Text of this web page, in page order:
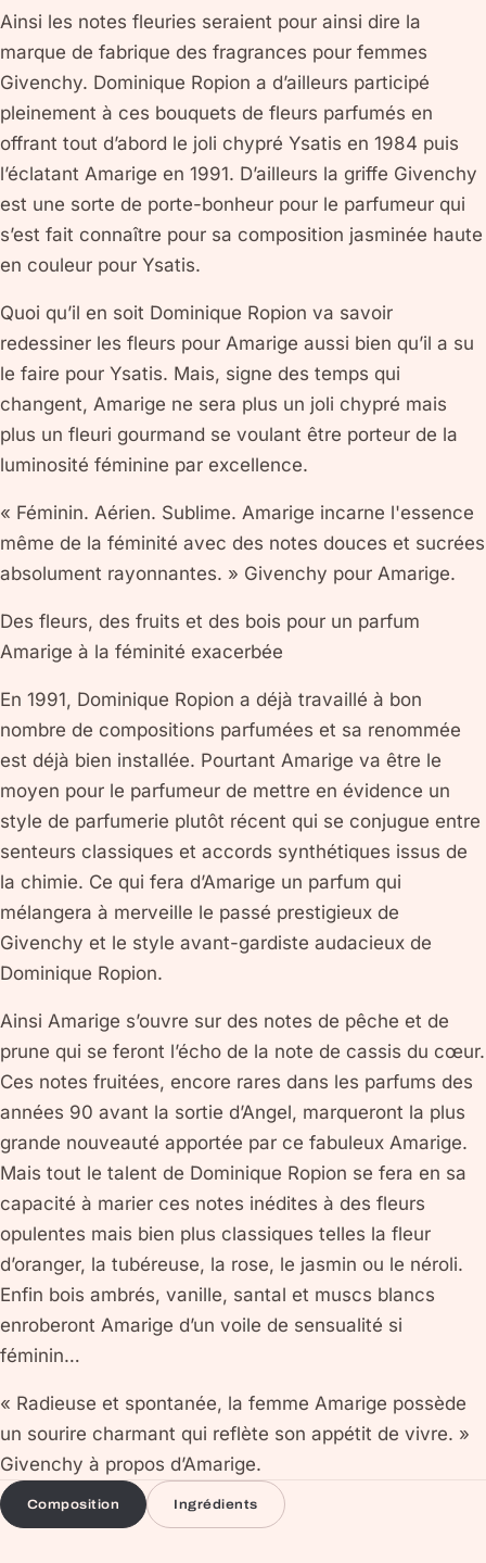
Ainsi les notes fleuries seraient pour ainsi dire la
marque de fabrique des fragrances pour femmes
Givenchy. Dominique Ropion a d’ailleurs participé
pleinement à ces bouquets de fleurs parfumés en
offrant tout d’abord le joli chypré Ysatis en 1984 puis
l’éclatant Amarige en 1991. D’ailleurs la griffe Givenchy
est une sorte de porte-bonheur pour le parfumeur qui
s’est fait connaître pour sa composition jasminée haute
en couleur pour Ysatis.
Quoi qu’il en soit Dominique Ropion va savoir
redessiner les fleurs pour Amarige aussi bien qu’il a su
le faire pour Ysatis. Mais, signe des temps qui
changent, Amarige ne sera plus un joli chypré mais
plus un fleuri gourmand se voulant être porteur de la
luminosité féminine par excellence.
« Féminin. Aérien. Sublime. Amarige incarne l'essence
même de la féminité avec des notes douces et sucrées
absolument rayonnantes. » Givenchy pour Amarige.
Des fleurs, des fruits et des bois pour un parfum
Amarige à la féminité exacerbée
En 1991, Dominique Ropion a déjà travaillé à bon
nombre de compositions parfumées et sa renommée
est déjà bien installée. Pourtant Amarige va être le
moyen pour le parfumeur de mettre en évidence un
style de parfumerie plutôt récent qui se conjugue entre
senteurs classiques et accords synthétiques issus de
la chimie. Ce qui fera d’Amarige un parfum qui
mélangera à merveille le passé prestigieux de
Givenchy et le style avant-gardiste audacieux de
Dominique Ropion.
Ainsi Amarige s’ouvre sur des notes de pêche et de
prune qui se feront l’écho de la note de cassis du cœur.
Ces notes fruitées, encore rares dans les parfums des
années 90 avant la sortie d’Angel, marqueront la plus
grande nouveauté apportée par ce fabuleux Amarige.
Mais tout le talent de Dominique Ropion se fera en sa
capacité à marier ces notes inédites à des fleurs
opulentes mais bien plus classiques telles la fleur
d’oranger, la tubéreuse, la rose, le jasmin ou le néroli.
Enfin bois ambrés, vanille, santal et muscs blancs
enroberont Amarige d’un voile de sensualité si
féminin…
« Radieuse et spontanée, la femme Amarige possède
un sourire charmant qui reflète son appétit de vivre. »
Givenchy à propos d’Amarige.
Composition Ingrédients